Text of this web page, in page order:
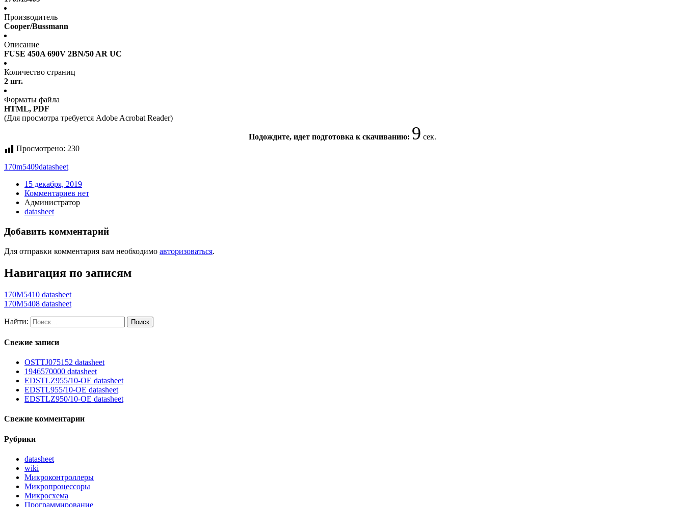
Производитель
Cooper/Bussmann
Описание
FUSE 450A 690V 2BN/50 AR UC
Количество страниц
2 шт.
Форматы файла
HTML, PDF
(Для просмотра требуется Adobe Acrobat Reader)
Подождите, идет подготовка к скачиванию: 9 сек.
Просмотрено: 230
170m5409datasheet
15 декабря, 2019
Комментариев нет
Администратор
datasheet
Добавить комментарий
Для отправки комментария вам необходимо авторизоваться.
Навигация по записям
170M5410 datasheet
170M5408 datasheet
Найти:
Свежие записи
OSTTJ075152 datasheet
1946570000 datasheet
EDSTLZ955/10-OE datasheet
EDSTL955/10-OE datasheet
EDSTLZ950/10-OE datasheet
Свежие комментарии
Рубрики
datasheet
wiki
Микроконтроллеры
Микропроцессоры
Микросхема
Программирование